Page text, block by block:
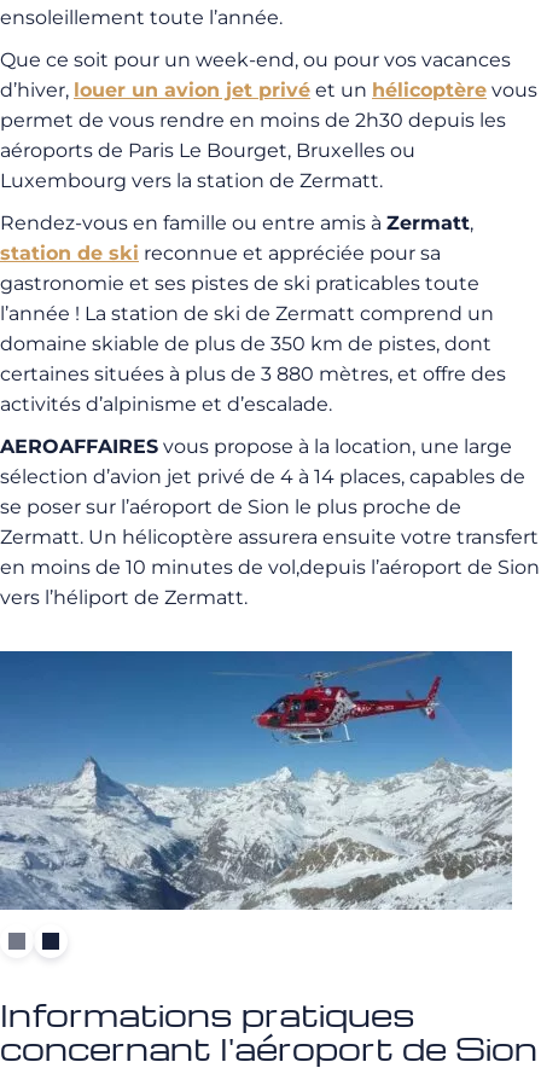
ensoleillement toute l’année.
Que ce soit pour un week-end, ou pour vos vacances
d’hiver, louer un avion jet privé et un hélicoptère vous
permet de vous rendre en moins de 2h30 depuis les
aéroports de Paris Le Bourget, Bruxelles ou
Luxembourg vers la station de Zermatt.
Rendez-vous en famille ou entre amis à Zermatt,
station de ski reconnue et appréciée pour sa
gastronomie et ses pistes de ski praticables toute
l’année ! La station de ski de Zermatt comprend un
domaine skiable de plus de 350 km de pistes, dont
certaines situées à plus de 3 880 mètres, et offre des
activités d’alpinisme et d’escalade.
AEROAFFAIRES vous propose à la location, une large
sélection d’avion jet privé de 4 à 14 places, capables de
se poser sur l’aéroport de Sion le plus proche de
Zermatt. Un hélicoptère assurera ensuite votre transfert
en moins de 10 minutes de vol,depuis l’aéroport de Sion
vers l’héliport de Zermatt.
Informations pratiques
concernant l'aéroport de Sion